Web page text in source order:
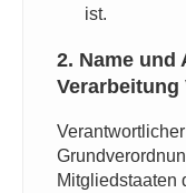
ist.
2. Name
Verarbeitung
Mitgliedstaaten